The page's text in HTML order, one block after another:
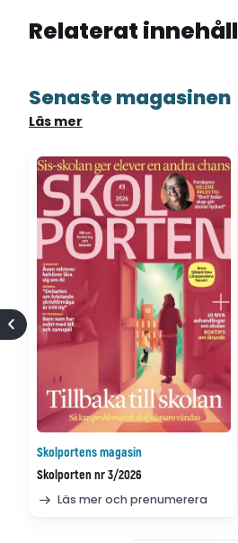
Relaterat innehåll
Senaste magasinen
Läs mer
Skolportens magasin
Skolporten nr 3/2026
Läs mer och prenumerera